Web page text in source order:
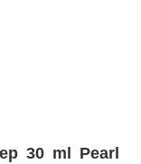
30 ml Pearl